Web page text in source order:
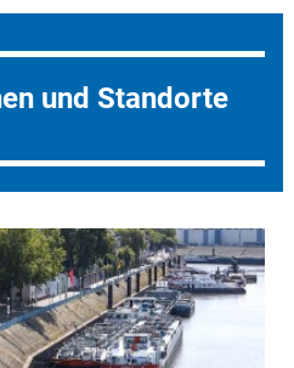
und Standorte